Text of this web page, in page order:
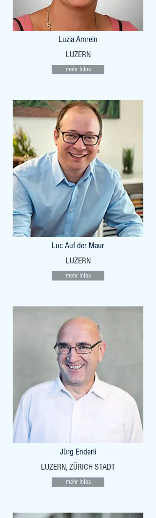
Luzia Amrein
LUZERN
mehr Infos
Luc Auf der Maur
LUZERN
mehr Infos
Jürg Enderli
LUZERN, ZÜRICH STADT
mehr Infos